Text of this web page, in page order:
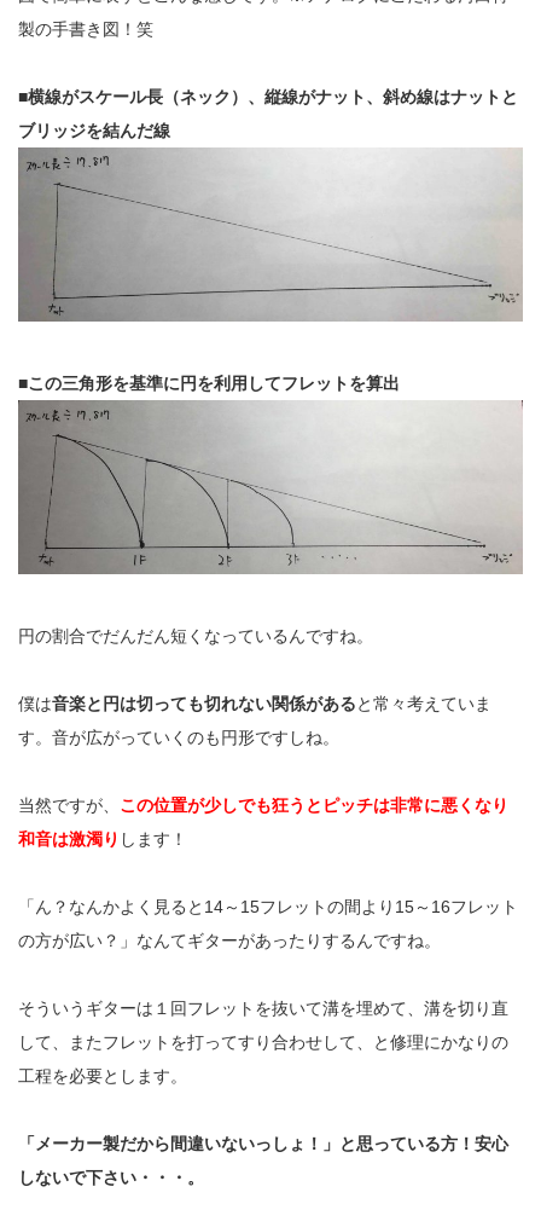
製の手書き図！笑
■横線がスケール長（ネック）、縦線がナット、斜め線はナットと
ブリッジを結んだ線
■この三角形を基準に円を利用してフレットを算出
円の割合でだんだん短くなっているんですね。
僕は音楽と円は切っても切れない関係があると常々考えていま
す。音が広がっていくのも円形ですしね。
当然ですが、 この位置が少しでも狂うと ピッチは非常に悪くなり
和音は激濁り します！
「ん？なんかよく見ると 14～ 15フレットの間より 15～ 16フレット
の方が広い？」なんてギターがあったりするんですね。
そういうギターは１回フレットを抜いて溝を埋めて、溝を切り直
して、またフレットを打ってすり合わせして、と修理にかなりの
工程を必要とします。
「メーカー製だから間違いないっしょ！」と思っている方！安心
しないで下さい・・・。